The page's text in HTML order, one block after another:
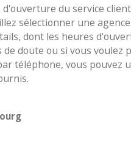
d'ouverture du service
sélectionner une
dont les heures
de doute ou si vous voulez
téléphone, vous pouvez